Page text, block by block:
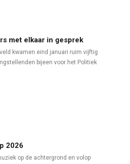
met elkaar in gesprek
kwamen eind januari ruim vijftig
bijeen voor het Politiek
2026
op de achtergrond en volop